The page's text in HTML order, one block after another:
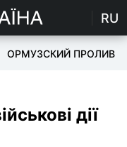
RU
ОРМУЗСКИЙ ПРОЛИВ
дії